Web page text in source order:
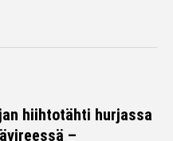
hiihtotähti hurjassa
–